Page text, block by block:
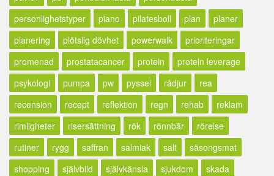
personlighetstyper
piano pilatesboll plan
planer
planering
plötslig dövhet powerwalk
prioriteringar
promenad
prostatacancer protein
protein leverage
psykologi
pumpa pw pyssel rådjur
rea
recension
recept reflektion regn rehab
reklam
rimligheter
risersättning rök rönnbär
rörelse
rutiner
rygg saffran salmiak salt
säsongsmat
shopping
självbild självkänsla sjukdom
skada